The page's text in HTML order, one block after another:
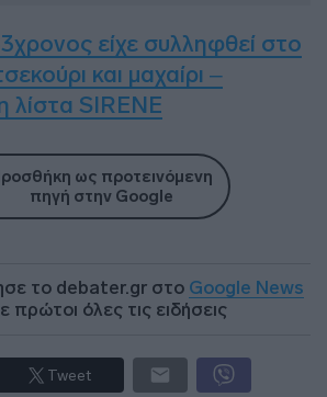
είχε συλληφθεί στο
και μαχαίρι –
λίστα SIRENE
ως προτεινόμενη
πηγή στην Google
το debater.gr στο Google News
πρώτοι όλες τις ειδήσεις
Tweet